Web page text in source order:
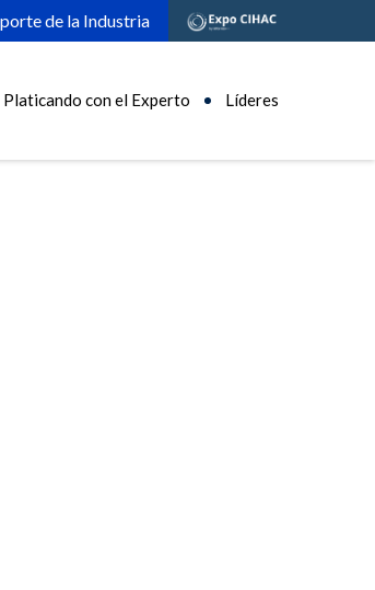
de la Industria
Platicando con el Experto Líderes